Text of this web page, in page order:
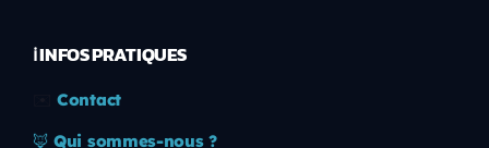
ℹ️ INFOS PRATIQUES
Contact
🦊 Qui sommes-nous ?